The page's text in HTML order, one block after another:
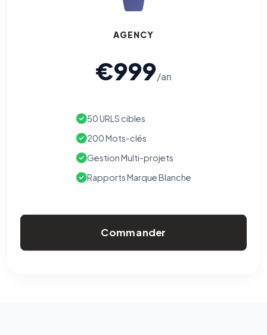
AGENCY
€999/an
50 URLS cibles
200 Mots-clés
Gestion Multi-projets
Rapports Marque Blanche
Commander